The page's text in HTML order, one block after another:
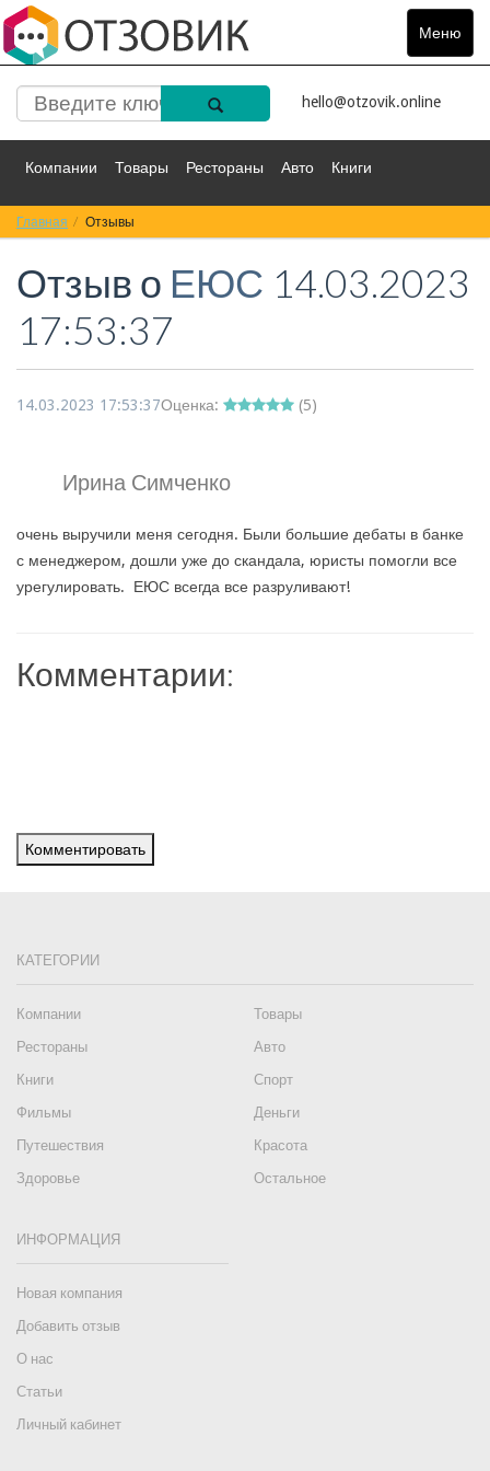
Меню
Toggle
hello@otzovik.online
Компании Товары Рестораны Авто Книги
Спорт Фильмы
Красота Здоровье Остальное
Главная Отзывы
Отзыв о ЕЮС 14.03.2023
17:53:37
14.03.2023 17:53:37Оценка: (5)
Ирина Симченко
очень выручили меня сегодня. Были большие дебаты в банке
с менеджером, дошли уже до скандала, юристы помогли все
урегулировать. ЕЮС всегда все разруливают!
Комментарии:
Комментировать
КАТЕГОРИИ
Компании
Товары
Рестораны
Авто
Книги
Спорт
Фильмы
Деньги
Путешествия
Красота
Здоровье
Остальное
ИНФОРМАЦИЯ
Новая компания
Добавить отзыв
О нас
Статьи
Личный кабинет